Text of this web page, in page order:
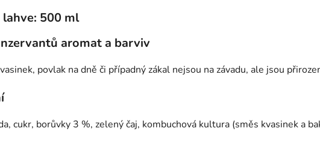
500 ml
aromat a barviv
povlak na dně či případný zákal nejsou na závadu, ale jsou
cukr, borůvky 3 %, zelený čaj, kombuchová kultura (směs kvasinek a